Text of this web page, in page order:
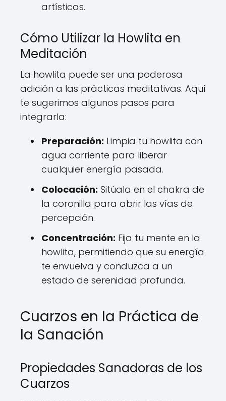
artísticas.
Cómo Utilizar la Howlita en
Meditación
La howlita puede ser una poderosa
adición a las prácticas meditativas. Aquí
te sugerimos algunos pasos para
integrarla:
Preparación: Limpia tu howlita con
agua corriente para liberar
cualquier energía pasada.
Colocación: Sitúala en el chakra de
la coronilla para abrir las vías de
percepción.
Concentración: Fija tu mente en la
howlita, permitiendo que su energía
te envuelva y conduzca a un
estado de serenidad profunda.
Cuarzos en la Práctica de
la Sanación
Propiedades Sanadoras de los
Cuarzos